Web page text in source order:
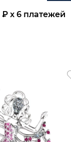
₽x 6 платежей